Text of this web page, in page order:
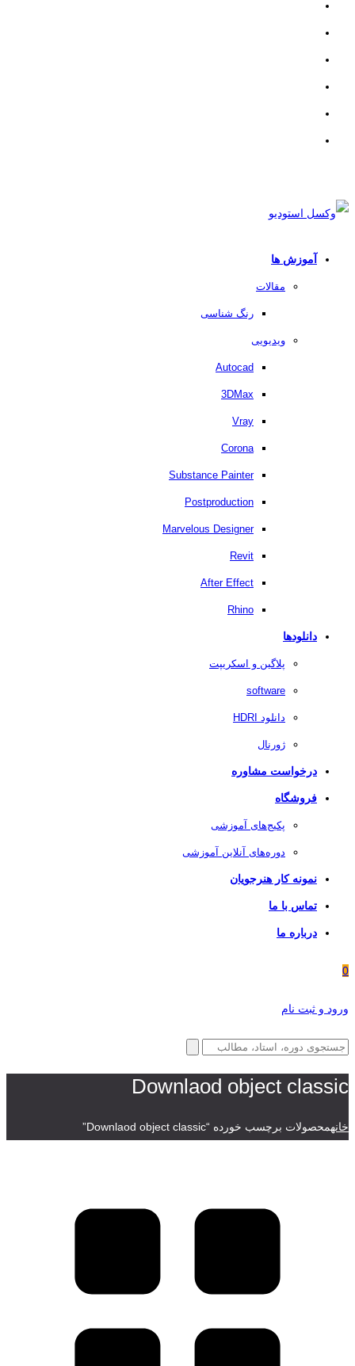
آموزش ها
مقالات
رنگ شناسی
ویدیویی
Autocad
3DMax
Vray
Corona
Substance Painter
Postproduction
Marvelous Designer
Revit
After Effect
Rhino
دانلودها
پلاگین و اسکریپت
software
دانلود HDRI
ژورنال
درخواست مشاوره
فروشگاه
پکیج‌های آموزشی
دوره‌های آنلاین آموزشی
نمونه کار هنرجویان
تماس با ما
درباره ما
0
ورود و ثبت نام
Downlaod object classic
خانهمحصولات برچسب خورده “Downlaod object classic”